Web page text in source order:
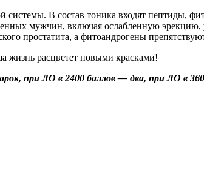
системы. В состав тоника входят пептиды,
мужчин, включая ослабленную эрекцию,
простатита, а фитоандрогены
жизнь расцветет новыми красками!
при ЛО в 2400 баллов — два, при ЛО в